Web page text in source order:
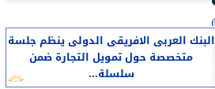
البنك العربى الافريقى الدولى ينظم جلسة
متخصصة حول تمويل التجارة ضمن
سلسلة...